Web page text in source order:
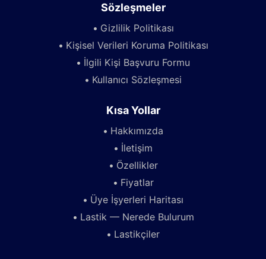
Sözleşmeler
Gizlilik Politikası
Kişisel Verileri Koruma Politikası
İlgili Kişi Başvuru Formu
Kullanıcı Sözleşmesi
Kısa Yollar
Hakkımızda
İletişim
Özellikler
Fiyatlar
Üye İşyerleri Haritası
Lastik — Nerede Bulurum
Lastikçiler